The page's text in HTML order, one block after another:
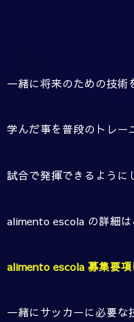
一緒に将来のための技術
学んだ事を普段のトレー
試合で発揮できるように
alimento escola の詳細は
alimento escola 募集要項
一緒にサッカーに必要な